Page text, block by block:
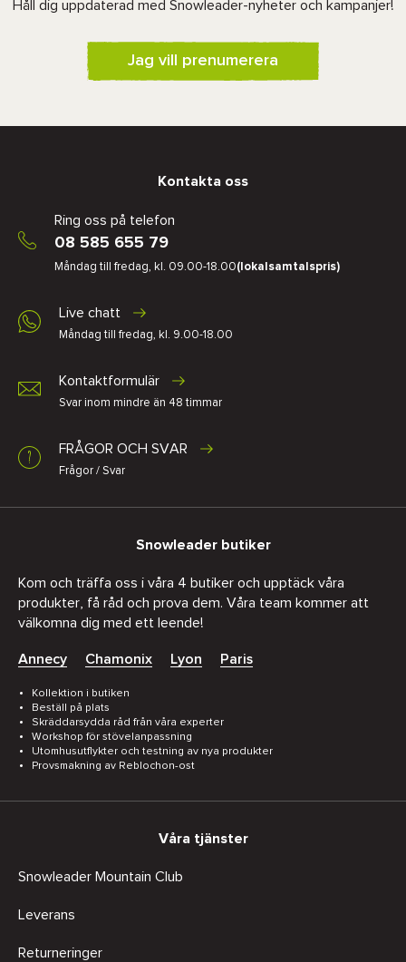
Håll dig uppdaterad med Snowleader-nyheter och kampanjer!
Jag vill prenumerera
Kontakta oss
Ring oss på telefon
08 585 655 79
Måndag till fredag, kl. 09.00-18.00(lokalsamtalspris)
Live chatt
Måndag till fredag, kl. 9.00-18.00
Kontaktformulär
Svar inom mindre än 48 timmar
FRÅGOR OCH SVAR
Frågor / Svar
Snowleader butiker
Kom och träffa oss i våra 4 butiker och upptäck våra
produkter, få råd och prova dem. Våra team kommer att
välkomna dig med ett leende!
Annecy Chamonix Lyon Paris
Kollektion i butiken
Beställ på plats
Skräddarsydda råd från våra experter
Workshop för stövelanpassning
Utomhusutflykter och testning av nya produkter
Provsmakning av Reblochon-ost
Våra tjänster
Snowleader Mountain Club
Leverans
Returneringer